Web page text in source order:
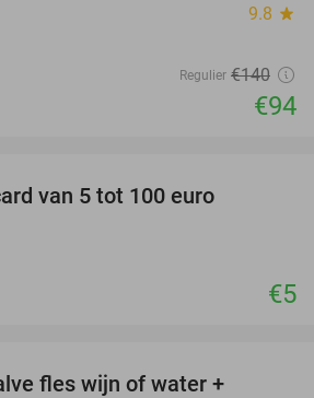
9.8 star
Regulier €140
€94
van 5 tot 100 euro
€5
fles wijn of water +